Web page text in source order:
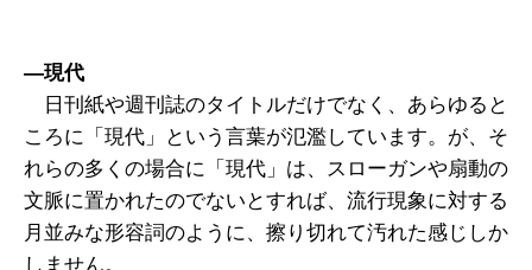
―現代
日刊紙や週刊誌のタイトルだけでなく、あらゆると
ころに「現代」という言葉が氾濫しています。が、そ
れらの多くの場合に「現代」は、スローガンや扇動の
文脈に置かれたのでないとすれば、流行現象に対する
月並みな形容詞のように、擦り切れて汚れた感じしか
しません。